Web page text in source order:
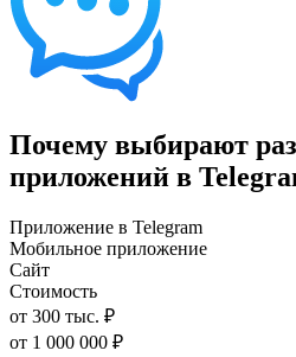
Почему выбирают
приложений в
Приложение в Telegram
Мобильное приложение
Сайт
Стоимость
от 300 тыс. ₽
от 1 000 000 ₽